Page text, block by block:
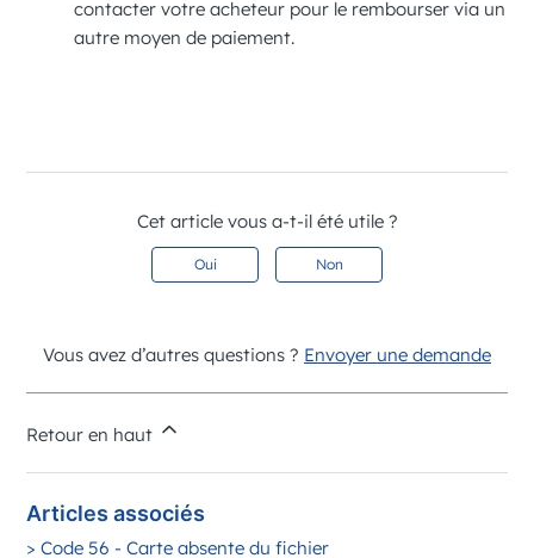
contacter votre acheteur pour le rembourser via un
autre moyen de paiement.
Cet article vous a-t-il été utile ?
Oui Non
Vous avez d’autres questions ? Envoyer une demande
Retour en haut
Articles associés
> Code 56 - Carte absente du fichier